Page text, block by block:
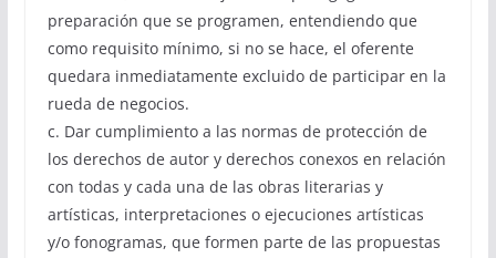
preparación que se programen, entendiendo que
como requisito mínimo, si no se hace, el oferente
quedara inmediatamente excluido de participar en la
rueda de negocios.
c. Dar cumplimiento a las normas de protección de
los derechos de autor y derechos conexos en relación
con todas y cada una de las obras literarias y
artísticas, interpretaciones o ejecuciones artísticas
y/o fonogramas, que formen parte de las propuestas